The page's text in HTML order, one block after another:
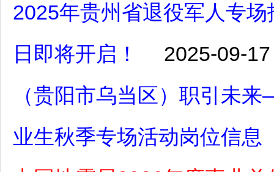
2025年贵州省退役军人专
日即将开启！
2025-09-17
（贵阳市乌当区）职引未
业生秋季专场活动岗位信息